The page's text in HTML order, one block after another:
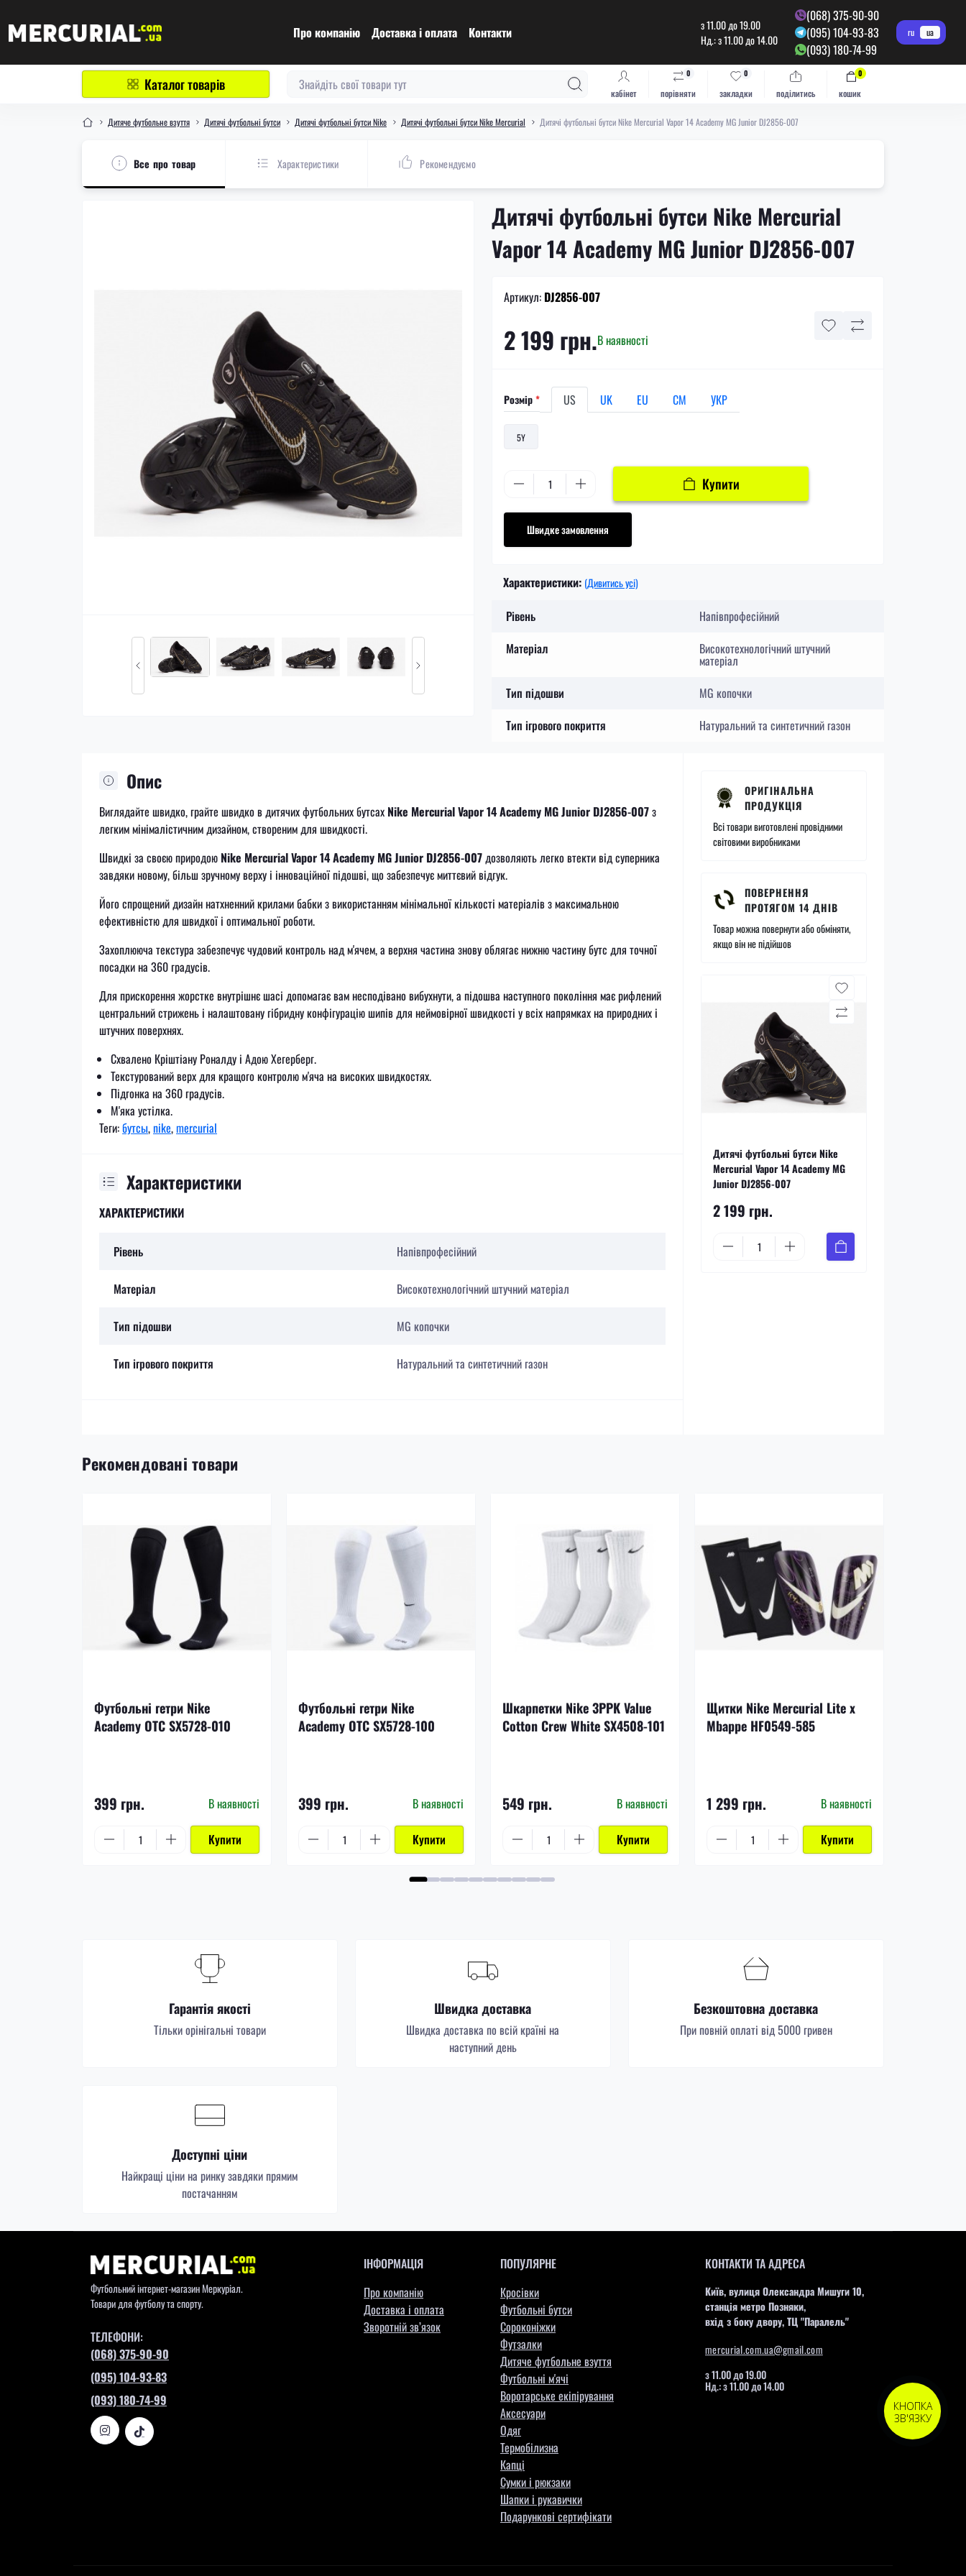
Про компанію Доставка і оплата Контакти
з 11.00 до 19.00
Нд.: з 11.00 до 14.00
(068) 375-90-90
(095) 104-93-83
(093) 180-74-99
ru ua
Каталог товарів кабінет порівняти
0
закладки
0
поділитись кошик
0
Дитяче футбольне взуття Дитячі футбольні бутси Дитячі футбольні бутси Nike Дитячі футбольні бутси Nike Mercurial Дитячі футбольні бутси Nike Mercurial Vapor 14 Academy MG Junior DJ2856-007
Все про товар Характеристики Рекомендуємо
Дитячі футбольні бутси Nike Mercurial
Vapor 14 Academy MG Junior DJ2856-007
Артикул: DJ2856-007
2 199 грн.В наявності
Розмір* US UK EU СМ УКР
5Y
Купити
Швидке замовлення
Характеристики: (Дивитись усі)
Рівень
Напівпрофесійний
Матеріал
Високотехнологічний штучний
матеріал
Тип підошви
MG копочки
Тип ігрового покриття
Натуральний та синтетичний газон
Опис
Виглядайте швидко, грайте швидко в дитячих футбольних бутсах Nike Mercurial Vapor 14 Academy MG Junior DJ2856-007з
легким мінімалістичним дизайном, створеним для швидкості.
Швидкі за своєю природою Nike Mercurial Vapor 14 Academy MG Junior DJ2856-007дозволяють легко втекти від суперника
завдяки новому, більш зручному верху і інноваційної підошві, що забезпечує миттєвий відгук.
Його спрощений дизайн натхненний крилами бабки з використанням мінімальної кількості матеріалів з максимальною
ефективністю для швидкої і оптимальної роботи.
Захоплююча текстура забезпечує чудовий контроль над м'ячем, а верхня частина знову облягає нижню частину бутс для точної
посадки на 360 градусів.
Для прискорення жорстке внутрішнє шасі допомагає вам несподівано вибухнути, а підошва наступного покоління має рифлений
центральний стрижень і налаштовану гібридну конфігурацію шипів для неймовірної швидкості у всіх напрямках на природних і
штучних поверхнях.
Схвалено Кріштіану Роналду і Адою Хегерберг.
Текстурований верх для кращого контролю м'яча на високих швидкостях.
Підгонка на 360 градусів.
М'яка устілка.
Теги:бутсы,nike,mercurial
Характеристики
ХАРАКТЕРИСТИКИ
Рівень Напівпрофесійний
Матеріал Високотехнологічний штучний матеріал
Тип підошви MG копочки
Тип ігрового покриття Натуральний та синтетичний газон
ОРИГІНАЛЬНА
ПРОДУКЦІЯ
Всі товари виготовлені провідними
світовими виробниками
ПОВЕРНЕННЯ
ПРОТЯГОМ 14 ДНІВ
Товар можна повернути або обміняти,
якщо він не підійшов
Дитячі футбольні бутси Nike
Mercurial Vapor 14 Academy MG
Junior DJ2856-007
2 199 грн.
Рекомендовані товари
Футбольні гетри Nike
Academy OTC SX5728-010
399 грн. В наявності
Купити
Футбольні гетри Nike
Academy OTC SX5728-100
399 грн. В наявності
Купити
Шкарпетки Nike 3PPK Value
Cotton Crew White SX4508-101
549 грн. В наявності
Купити
Щитки Nike Mercurial Lite x
Mbappe HF0549-585
1 299 грн. В наявності
Купити
Гарантія якості
Тільки орінігальні товари
Швидка доставка
Швидка доставка по всій країні на
наступний день
Безкоштовна доставка
При повній оплаті від 5000 гривен
Доступні ціни
Найкращі ціни на ринку завдяки прямим
постачанням
Футбольний інтернет-магазин Меркуріал.
Товари для футболу та спорту.
ТЕЛЕФОНИ:
(068) 375-90-90
(095) 104-93-83
(093) 180-74-99
ІНФОРМАЦІЯ
Про компанію
Доставка і оплата
Зворотній зв’язок
ПОПУЛЯРНЕ
Кросівки
Футбольні бутси
Сороконіжки
Футзалки
Дитяче футбольне взуття
Футбольні м'ячі
Воротарське екіпірування
Aксесуари
Одяг
Термобілизна
Капці
Сумки і рюкзаки
Шапки і рукавички
Подарункові сертифікати
КОНТАКТИ ТА АДРЕСА
Київ, вулиця Олександра Мишуги 10,
станція метро Позняки,
вхід з боку двору, ТЦ "Паралель"
mercurial.com.ua@gmail.com
з 11.00 до 19.00
Нд.: з 11.00 до 14.00
КНОПКА
ЗВ'ЯЗКУ